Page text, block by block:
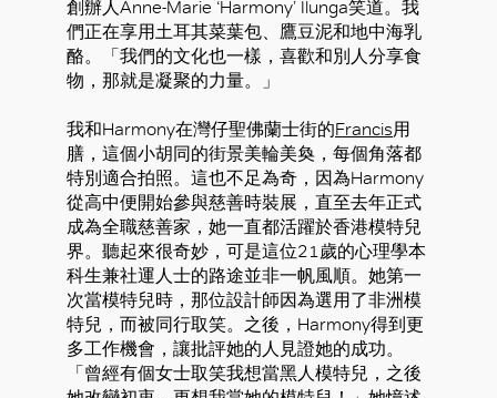
創辦人Anne-Marie ‘Harmony’ Ilunga笑道。我
們正在享用土耳其菜葉包、鷹豆泥和地中海乳
酪。「我們的文化也一樣，喜歡和別人分享食
物，那就是凝聚的力量。」
我和Harmony在灣仔聖佛蘭士街的Francis用
膳，這個小胡同的街景美輪美奐，每個角落都
特別適合拍照。這也不足為奇，因為Harmony
從高中便開始參與慈善時裝展，直至去年正式
成為全職慈善家，她一直都活躍於香港模特兒
界。聽起來很奇妙，可是這位21歲的心理學本
科生兼社運人士的路途並非一帆風順。她第一
次當模特兒時，那位設計師因為選用了非洲模
特兒，而被同行取笑。之後，Harmony得到更
多工作機會，讓批評她的人見證她的成功。
「曾經有個女士取笑我想當黑人模特兒，之後